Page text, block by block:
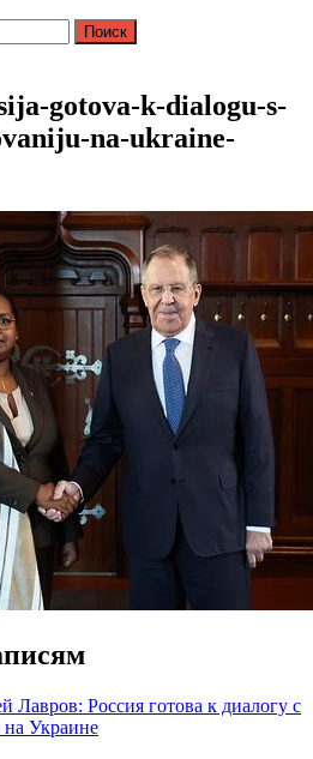
gotova-k-dialogu-s-
na-ukraine-
Лавров: Россия готова к диалогу с
Украине